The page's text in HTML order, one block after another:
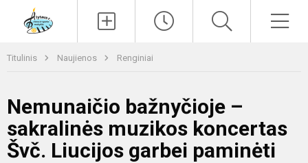
Titulinis Naujienos Renginiai
Nemunaičio bažnyčioje –
sakralinės muzikos koncertas
Švč. Liucijos garbei paminėti